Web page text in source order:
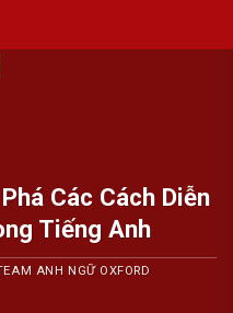
Các Cách Diễn
Tiếng Anh
ANH NGỮ OXFORD